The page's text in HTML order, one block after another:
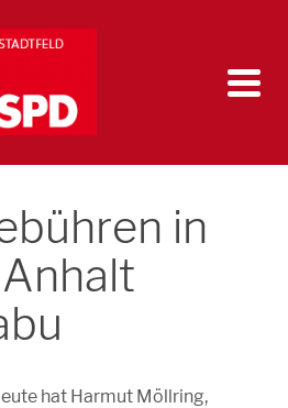
in
hat Harmut Möllring,